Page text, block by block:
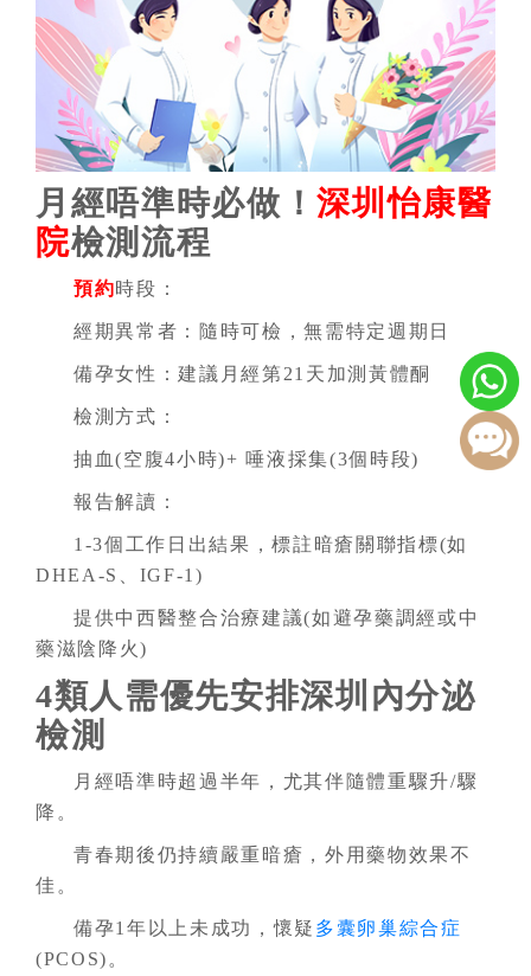
月經唔準時必做！深圳怡康醫
院檢測流程
預約時段：
經期異常者：隨時可檢，無需特定週期日
備孕女性：建議月經第21天加測黃體酮
檢測方式：
抽血(空腹4小時)+ 唾液採集(3個時段)
報告解讀：
1-3個工作日出結果，標註暗瘡關聯指標(如
DHEA-S、IGF-1)
提供中西醫整合治療建議(如避孕藥調經或中
藥滋陰降火)
4類人需優先安排深圳內分泌
檢測
月經唔準時超過半年，尤其伴隨體重驟升/驟
降。
青春期後仍持續嚴重暗瘡，外用藥物效果不
佳。
備孕1年以上未成功，懷疑 多囊卵巢綜合症
(PCOS)。